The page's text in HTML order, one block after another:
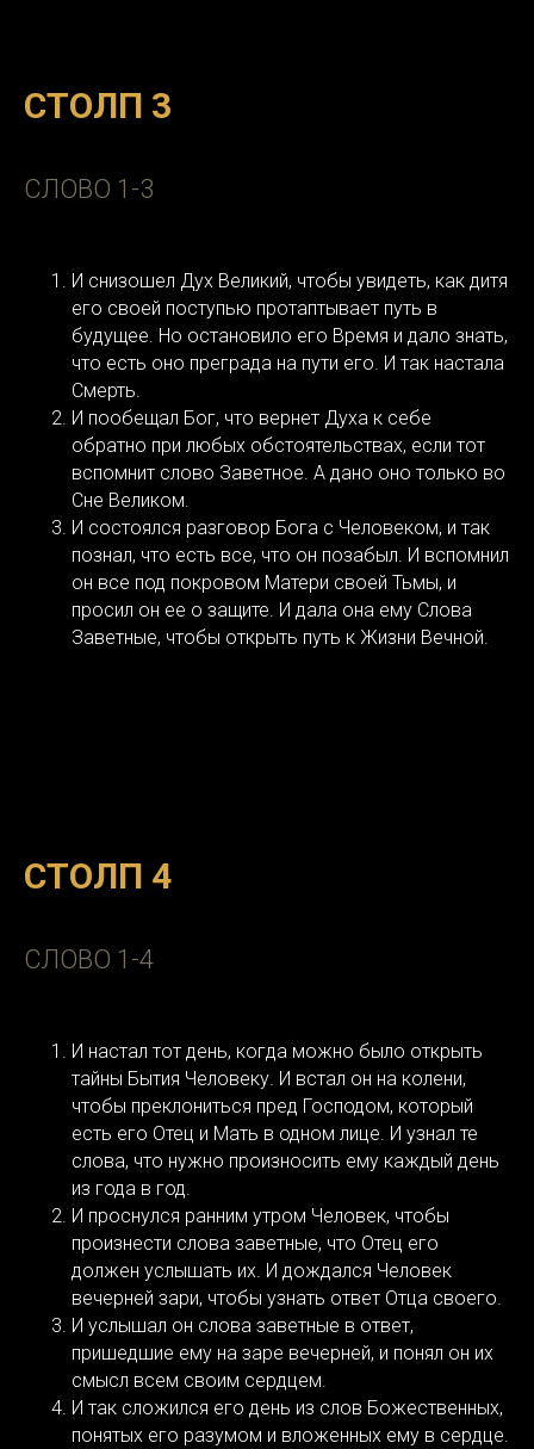
СТОЛП 3
СЛОВО 1-3
И снизошел Дух Великий, чтобы увидеть, как дитя
его своей поступью протаптывает путь в
будущее. Но остановило его Время и дало знать,
что есть оно преграда на пути его. И так настала
Смерть.
И пообещал Бог, что вернет Духа к себе
обратно при любых обстоятельствах, если тот
вспомнит слово Заветное. А дано оно только во
Сне Великом.
И состоялся разговор Бога с Человеком, и так
познал, что есть все, что он позабыл. И вспомнил
он все под покровом Матери своей Тьмы, и
просил он ее о защите. И дала она ему Слова
Заветные, чтобы открыть путь к Жизни Вечной.
СТОЛП 4
СЛОВО 1-4
И настал тот день, когда можно было открыть
тайны Бытия Человеку. И встал он на колени,
чтобы преклониться пред Господом, который
есть его Отец и Мать в одном лице. И узнал те
слова, что нужно произносить ему каждый день
из года в год.
И проснулся ранним утром Человек, чтобы
произнести слова заветные, что Отец его
должен услышать их. И дождался Человек
вечерней зари, чтобы узнать ответ Отца своего.
И услышал он слова заветные в ответ,
пришедшие ему на заре вечерней, и понял он их
смысл всем своим сердцем.
И так сложился его день из слов Божественных,
понятых его разумом и вложенных ему в сердце.